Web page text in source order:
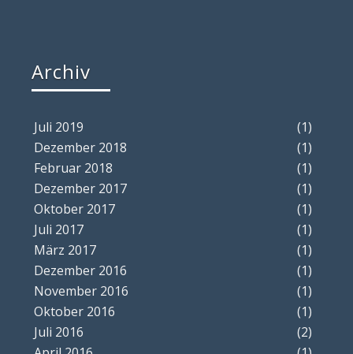
Archiv
Juli 2019
(1)
Dezember 2018
(1)
Februar 2018
(1)
Dezember 2017
(1)
Oktober 2017
(1)
Juli 2017
(1)
März 2017
(1)
Dezember 2016
(1)
November 2016
(1)
Oktober 2016
(1)
Juli 2016
(2)